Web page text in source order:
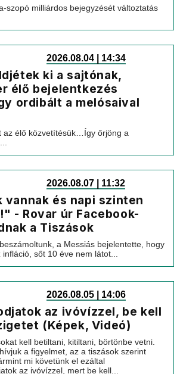
szopó milliárdos bejegyzését változtatás
2026.08.04 | 14:34
ki a sajtónak,
élő bejelentkezés
ordibált a melósaival
az élő közvetítésük…Így őrjöng a
2026.08.07 | 11:32
vannak és napi szinten
- Rovar úr Facebook-
a Tiszások
a Messiás bejelentette, hogy
sőt 10 éve nem látot...
2026.08.05 | 14:06
az ivóvízzel, be kell
(Képek, Videó)
kell betiltani, kitiltani, börtönbe vetni.
a figyelmet, az a tiszások szerint
mi követünk el ezáltal
az ivóvízzel, mert be kell...